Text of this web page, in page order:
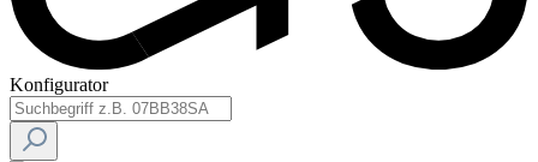
Konfigurator